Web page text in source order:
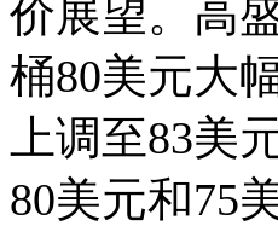
价展望。高
桶80美元大
上调至83美
80美元和75